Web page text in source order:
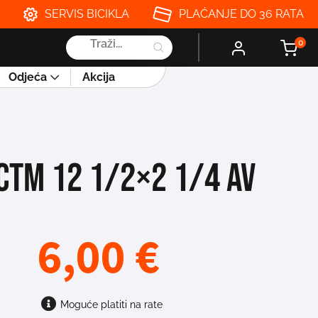
SERVIS BICIKLA
PLAĆANJE DO 36 RATA
Products
search
0
Odjeća Akcija
12 1/2×2 1/4 AV
6,00€
Moguće platiti na rate